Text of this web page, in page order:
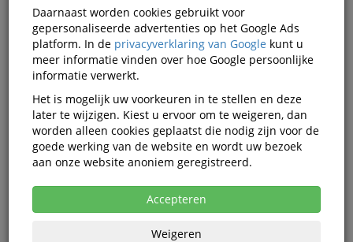
filter
Veiligheidsartikelen
Veiligheidstoebehoren
Strooizout
Cemo
Cemo strooigoedbak,200l,HxBxD
640x890x600mm,GVK,grijs,deksel
oranje
Daarnaast worden cookies gebruikt voor
gepersonaliseerde advertenties op het Google Ads
platform. In de privacyverklaring van Google kunt u
meer informatie vinden over hoe Google persoonlijke
informatie verwerkt.
Het is mogelijk uw voorkeuren in te stellen en deze
later te wijzigen. Kiest u ervoor om te weigeren, dan
worden alleen cookies geplaatst die nodig zijn voor de
goede werking van de website en wordt uw bezoek
aan onze website anoniem geregistreerd.
Accepteren
Weigeren